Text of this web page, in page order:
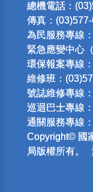
總機電話：
傳真：
為民服務專線
緊急應變中心
環保報案專線
維修班：
號誌維修專線
巡迴巴士專線
通關服務專線
Copyright© 國
局版權所有。